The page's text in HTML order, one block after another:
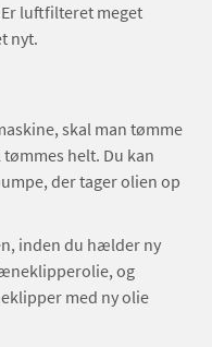
luftfilteret meget
nyt.
skal man tømme
helt. Du kan
der tager olien op
inden du hælder ny
og
med ny olie